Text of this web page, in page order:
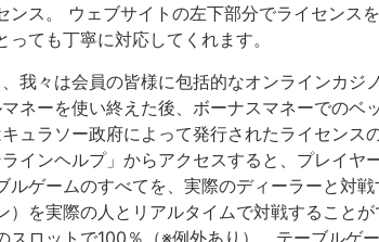
ンス。 ウェブサイトの左下部分でライセンス
っても丁寧に対応してくれます。
我々は会員の皆様に包括的なオンラインカジ
マネーを使い終えた後、ボーナスマネーでのベ
ュラソー政府によって発行されたライセンス
ラインヘルプ」からアクセスすると、プレイ
ルゲームのすべてを、実際のディーラーと対
）を実際の人とリアルタイムで対戦すること
スロットで100％（※例外あり）、テーブルゲ